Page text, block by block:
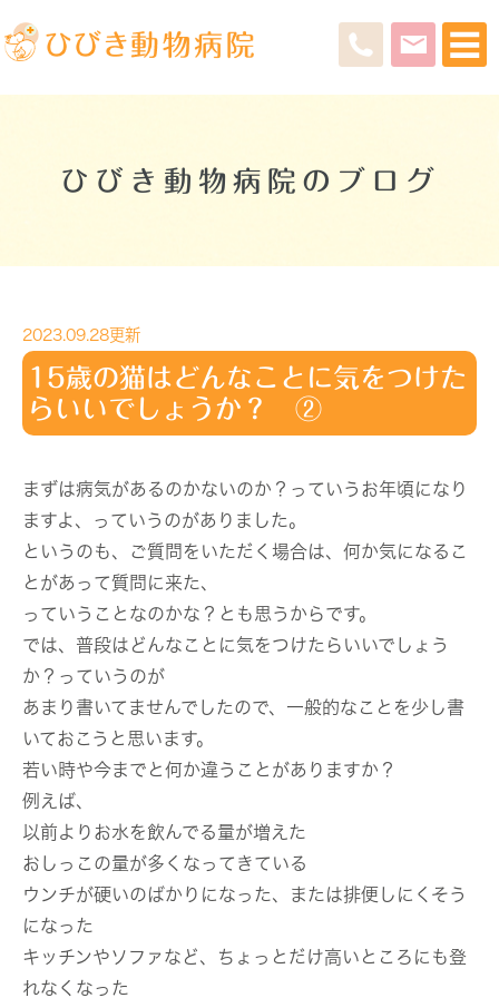
ひびき動物病院のブログ
2023.09.28更新
15歳の猫はどんなことに気をつけた
らいいでしょうか？ ②
まずは病気があるのかないのか？っていうお年頃になり
ますよ、っていうのがありました。
というのも、ご質問をいただく場合は、何か気になるこ
とがあって質問に来た、
っていうことなのかな？とも思うからです。
では、普段はどんなことに気をつけたらいいでしょう
か？っていうのが
あまり書いてませんでしたので、一般的なことを少し書
いておこうと思います。
若い時や今までと何か違うことがありますか？
例えば、
以前よりお水を飲んでる量が増えた
おしっこの量が多くなってきている
ウンチが硬いのばかりになった、または排便しにくそう
になった
キッチンやソファなど、ちょっとだけ高いところにも登
れなくなった